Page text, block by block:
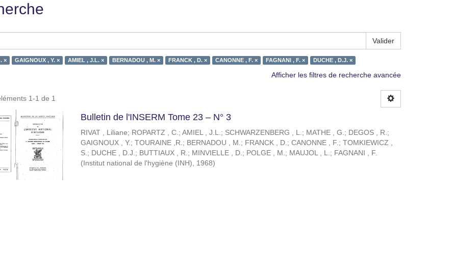
Valider
× GAIGNOUX , Y. × AMIEL , J.L. × BERNADOU , M. × FRANCK , D. × CANONNE , F. × FAGNANI , F. × DUCHE , D.J. ×
Afficher les filtres de recherche avancée
1-1 de 1
Bulletin de l'INSERM Tome 23 – N° 3
RIVAT , Liliane; ROPARTZ , C.; AMIEL , J.L.; SCHWARZENBERG , L.; MATHE , G.; DEGOS , R.;
GAIGNOUX , Y.; TOURAINE ,R.; BERNADOU , M.; FRANCK , D.; CANONNE , F.; TOMKIEWICZ ,
S.; DUCHE , D.J.; BUTTIAUX , R.; MINVIELLE , D.; POLGE , M.; MAUJOL , L.; FAGNANI , F.
(Institut national de l'hygiène (INH), 1968)